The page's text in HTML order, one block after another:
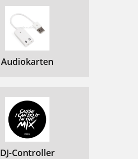
Audiokarten
DJ-Controller